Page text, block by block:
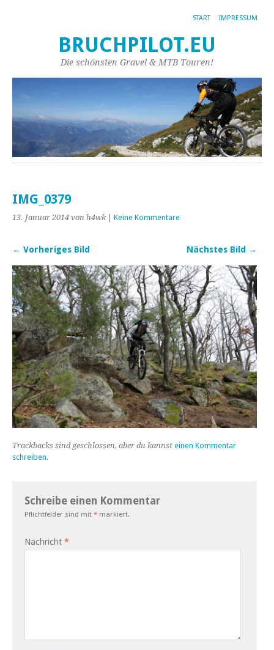
START IMPRESSUM
BRUCHPILOT.EU
Die schönsten Gravel & MTB Touren!
IMG_0379
13. Januar 2014 von h4wk| Keine Kommentare
← Vorheriges Bild Nächstes Bild →
Trackbacks sind geschlossen, aber du kannst einen Kommentar
schreiben.
Schreibe einen Kommentar
Pflichtfelder sind mit * markiert.
Nachricht *